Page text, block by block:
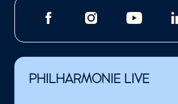
PHILHARMONIE LIVE